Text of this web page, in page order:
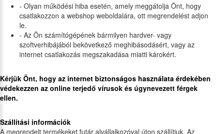
- Olyan működési hiba esetén, amely meggátolja Önt, hogy
csatlakozzon a webshop weboldalára, ott megrendelést adjon
le.
- Az Ön számítógépének bármilyen hardver- vagy
szoftverhibájából bekövetkező meghibásodásért, vagy az
internet csatlakozás megszakadása miatti károkért.
Kérjük Önt, hogy az internet biztonságos használata érdekében
védekezzen az online terjedő vírusok és úgynevezett férgek
ellen.
Szállítási információk
A megrendelt termékeket futár alvállalkozóval úton szállítjuk. Az